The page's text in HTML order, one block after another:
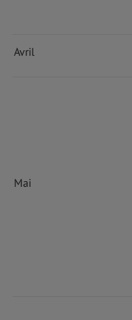
Avril
Mai